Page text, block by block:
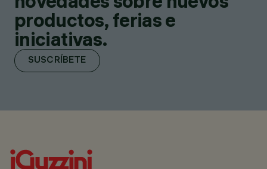
productos, ferias e
iniciativas.
SUSCRÍBETE